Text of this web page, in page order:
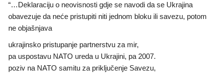
“…Deklaraciju o neovisnosti gdje se navodi da se Ukrajina
obavezuje da neće pristupiti niti jednom bloku ili savezu, potom
ne objašnjava
ukrajinsko pristupanje partnerstvu za mir,
pa uspostavu NATO ureda u Ukrajini, pa 2007.
poziv na NATO samitu za priključenje Savezu,